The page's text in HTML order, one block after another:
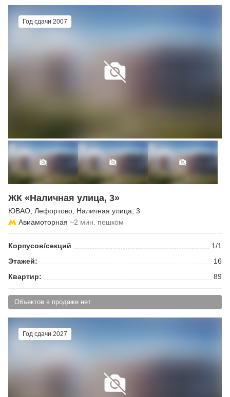
Год сдачи 2007
ЖК «Наличная улица, 3»
ЮВАО Лефортово Наличная улица , 3
Авиамоторная ~2 мин. пешком
Корпусов/секций
1/1
Этажей:
16
Квартир:
89
Объектов в продаже нет
Год сдачи 2027